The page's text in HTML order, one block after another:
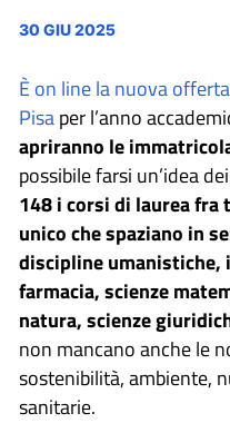
30 GIU 2025
È on line la nuova
Pisaper l’anno
apriranno le
possibile farsi un’idea
148 i corsi di laurea
unico che spaziano in
discipline umanistiche,
farmacia, scienze
natura, scienze
non mancano anche le
sostenibilità, ambiente,
sanitarie.